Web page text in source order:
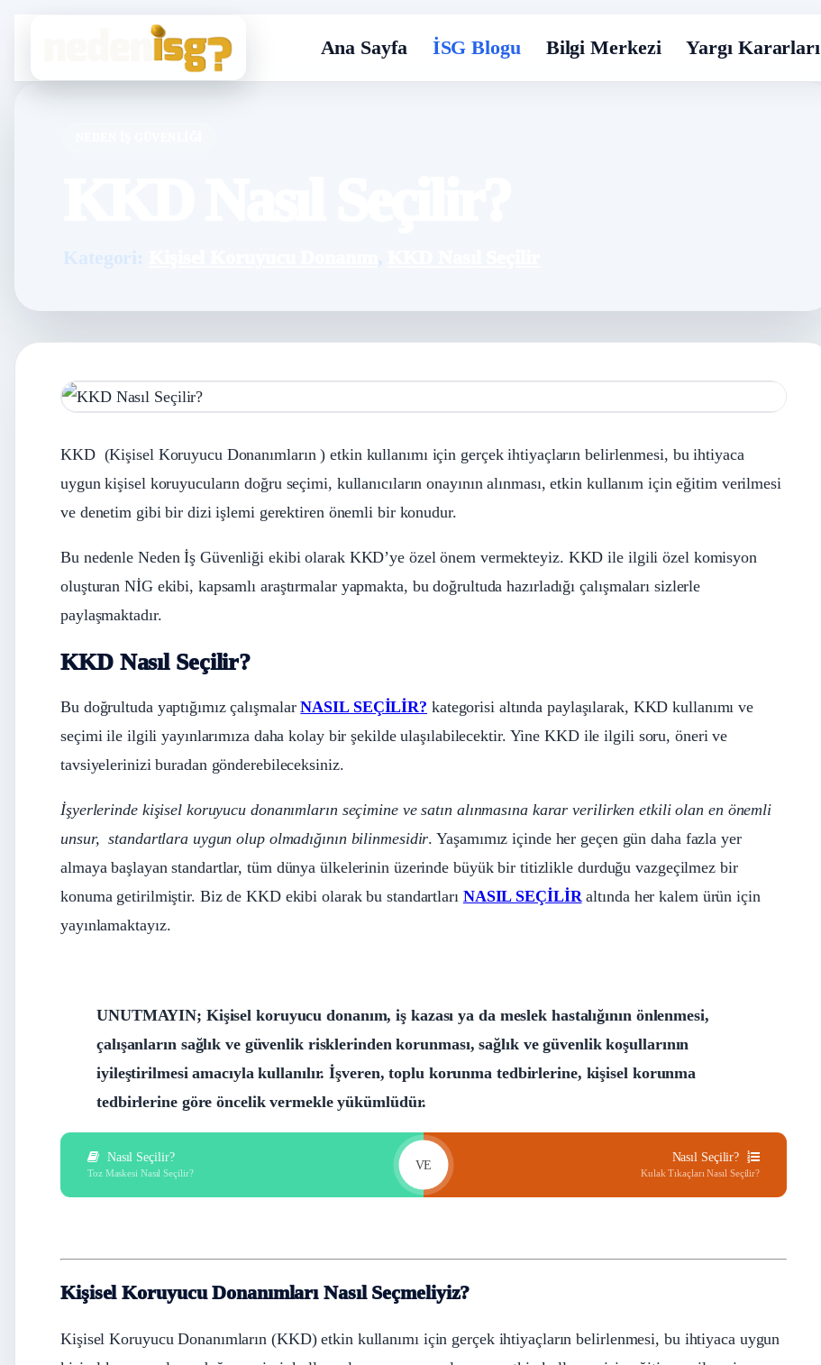
Ana Sayfa İSG Blogu Bilgi Merkezi Yargı Kararları
Kategori: ,
KKD (Kişisel Koruyucu Donanımların ) etkin kullanımı için gerçek ihtiyaçların belirlenmesi, bu ihtiyaca
uygun kişisel koruyucuların doğru seçimi, kullanıcıların onayının alınması, etkin kullanım için eğitim verilmesi
ve denetim gibi bir dizi işlemi gerektiren önemli bir konudur.
Bu nedenle Neden İş Güvenliği ekibi olarak KKD’ye özel önem vermekteyiz. KKD ile ilgili özel komisyon
oluşturan NİG ekibi, kapsamlı araştırmalar yapmakta, bu doğrultuda hazırladığı çalışmaları sizlerle
paylaşmaktadır.
KKD Nasıl Seçilir?
Bu doğrultuda yaptığımız çalışmalarNASIL SEÇİLİR? kategorisi altında paylaşılarak, KKD kullanımı ve
seçimi ile ilgili yayınlarımıza daha kolay bir şekilde ulaşılabilecektir. Yine KKD ile ilgili soru, öneri ve
tavsiyelerinizi buradan gönderebileceksiniz.
İşyerlerinde kişisel koruyucu donanımların seçimine ve satın alınmasına karar verilirken etkili olan en önemli
unsur, standartlara uygun olup olmadığının bilinmesidir. Yaşamımız içinde her geçen gün daha fazla yer
almaya başlayan standartlar, tüm dünya ülkelerinin üzerinde büyük bir titizlikle durduğu vazgeçilmez bir
konuma getirilmiştir. Biz de KKD ekibi olarak bu standartları NASIL SEÇİLİRaltında her kalem ürün için
yayınlamaktayız.
UNUTMAYIN; Kişisel koruyucu donanım, iş kazası ya da meslek hastalığının önlenmesi,
çalışanların sağlık ve güvenlik risklerinden korunması, sağlık ve güvenlik koşullarının
iyileştirilmesi amacıyla kullanılır. İşveren, toplu korunma tedbirlerine, kişisel korunma
tedbirlerine göre öncelik vermekle yükümlüdür.
Nasıl Seçilir?
Toz Maskesi Nasıl Seçilir?
VE
Nasıl Seçilir?
Kulak Tıkaçları Nasıl Seçilir?
Kişisel Koruyucu Donanımları Nasıl Seçmeliyiz?
Kişisel Koruyucu Donanımların (KKD) etkin kullanımı için gerçek ihtiyaçların belirlenmesi, bu ihtiyaca uygun